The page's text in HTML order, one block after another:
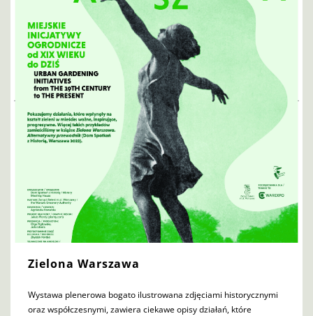
Zielona Warszawa
Wystawa plenerowa bogato ilustrowana zdjęciami historycznymi
oraz współczesnymi, zawiera ciekawe opisy działań, które